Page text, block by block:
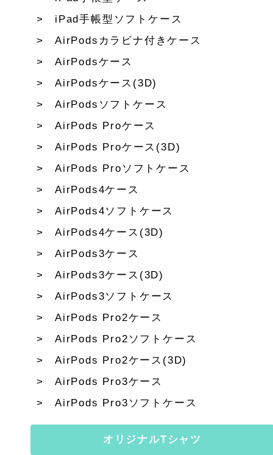
iPad手帳型ソフトケース
AirPodsカラビナ付きケース
AirPodsケース
AirPodsケース(3D)
AirPodsソフトケース
AirPods Proケース
AirPods Proケース(3D)
AirPods Proソフトケース
AirPods4ケース
AirPods4ソフトケース
AirPods4ケース(3D)
AirPods3ケース
AirPods3ケース(3D)
AirPods3ソフトケース
AirPods Pro2ケース
AirPods Pro2ソフトケース
AirPods Pro2ケース(3D)
AirPods Pro3ケース
AirPods Pro3ソフトケース
オリジナルTシャツ